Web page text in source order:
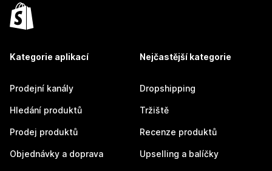
Kategorie aplikací
Prodejní kanály
Hledání produktů
Prodej produktů
Objednávky a doprava
Nejčastější kategorie
Dropshipping
Tržiště
Recenze produktů
Upselling a balíčky